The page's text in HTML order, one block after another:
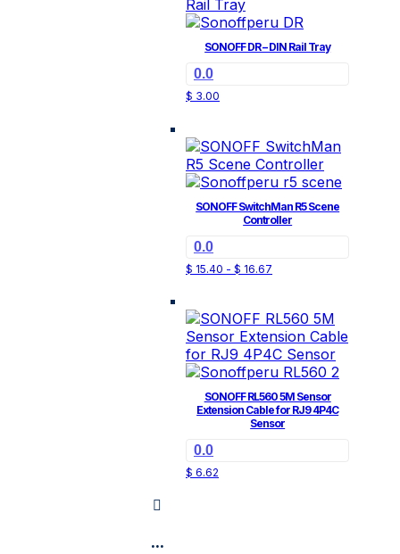
SONOFF DR – DIN Rail Tray
0.0
$ 3.00
SONOFF SwitchMan R5 Scene
Controller
0.0
$ 15.40 - $ 16.67
de
$ 15.40
hasta
$ 16.67
múltiples
variantes.
Las
opciones
se
pueden
elegir
SONOFF RL560 5M Sensor
Extension Cable for RJ9 4P4C
Sensor
0.0
$ 6.62
...